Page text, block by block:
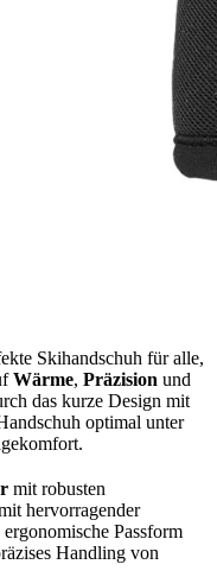
Skihandschuh für alle,
Wärme, Präzision und
das kurze Design mit
optimal unter
mit robusten
hervorragender
Passform
Handling von